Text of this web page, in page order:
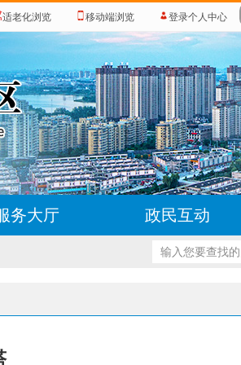
适老化浏览 移动端浏览 登录个人中心
务大厅 政民互动